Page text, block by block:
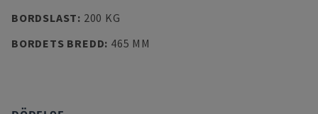
BORDSLAST: 200 KG
BORDETS BREDD: 465 MM